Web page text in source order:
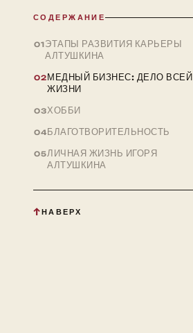
СОДЕРЖАНИЕ
ЭТАПЫ РАЗВИТИЯ КАРЬЕРЫ
АЛТУШКИНА
МЕДНЫЙ БИЗНЕС: ДЕЛО ВСЕЙ
ЖИЗНИ
ХОББИ
БЛАГОТВОРИТЕЛЬНОСТЬ
ЛИЧНАЯ ЖИЗНЬ ИГОРЯ
АЛТУШКИНА
НАВЕРХ